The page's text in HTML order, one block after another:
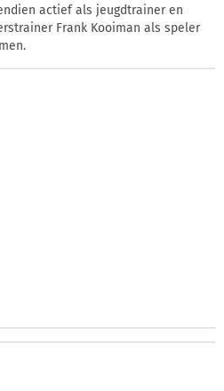
actief als jeugdtrainer en
Frank Kooiman als speler